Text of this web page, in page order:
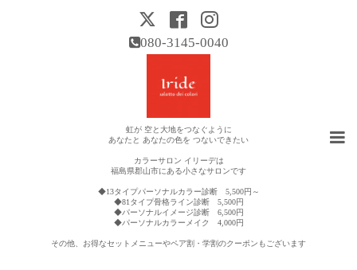
080-3145-0040
虹が 空と大地をつなぐように
あなたと あなたの色を つないできたい
カラーサロン イリーデは
福島県郡山市にある小さなサロンです
◆13タイプパーソナルカラー診断 5,500円～
◆81タイプ骨格ライン診断 5,500円
◆パーソナルイメージ診断 6,500円
◆パーソナルカラーメイク 4,000円
その他、お得なセットメニューやペア割・学割のクーポンもございます